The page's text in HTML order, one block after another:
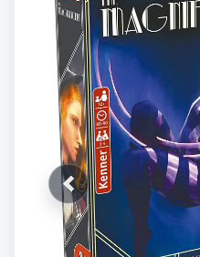
Anterior